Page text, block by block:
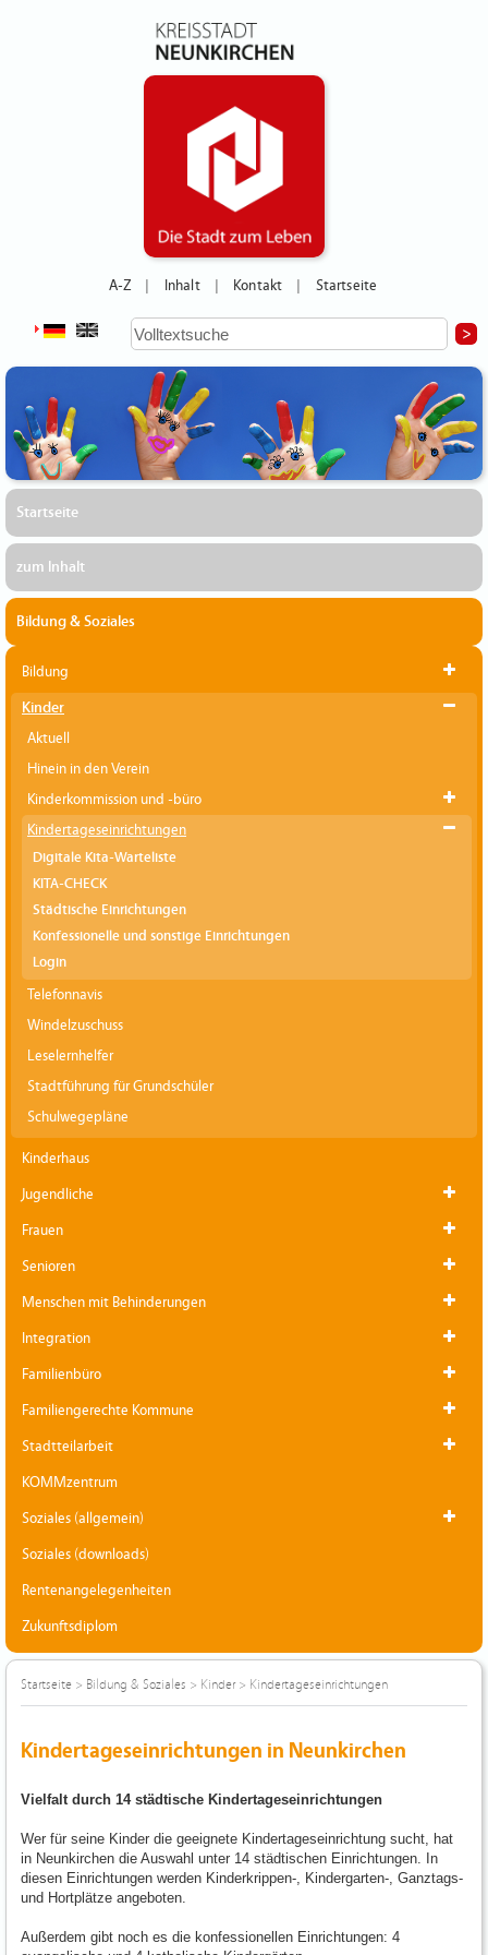
A-Z Inhalt Kontakt Startseite
Startseite
zum Inhalt
Bildung & Soziales
Bildung
Kinder
Aktuell
Hinein in den Verein
Kinderkommission und -büro
Kindertageseinrichtungen
Digitale Kita-Warteliste
KITA-CHECK
Städtische Einrichtungen
Konfessionelle und sonstige Einrichtungen
Login
Telefonnavis
Windelzuschuss
Leselernhelfer
Stadtführung für Grundschüler
Schulwegepläne
Kinderhaus
Jugendliche
Frauen
Senioren
Menschen mit Behinderungen
Integration
Familienbüro
Familiengerechte Kommune
Stadtteilarbeit
KOMMzentrum
Soziales (allgemein)
Soziales (downloads)
Rentenangelegenheiten
Zukunftsdiplom
Startseite > Bildung & Soziales > Kinder> Kindertageseinrichtungen
Kindertageseinrichtungen in Neunkirchen
Vielfalt durch 14 städtische Kindertageseinrichtungen
Wer für seine Kinder die geeignete Kindertageseinrichtung sucht, hat
in Neunkirchen die Auswahl unter 14 städtischen Einrichtungen. In
diesen Einrichtungen werden Kinderkrippen-, Kindergarten-, Ganztags-
und Hortplätze angeboten.
Außerdem gibt noch es die konfessionellen Einrichtungen: 4